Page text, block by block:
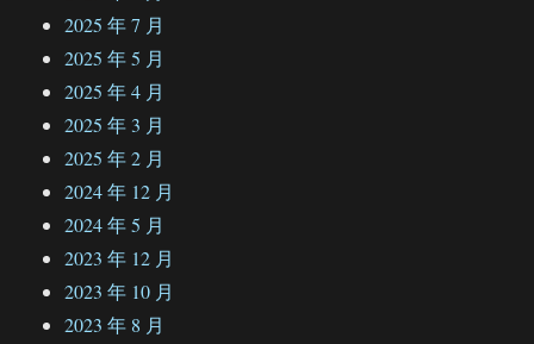
2025 年 7 月
2025 年 5 月
2025 年 4 月
2025 年 3 月
2025 年 2 月
2024 年 12 月
2024 年 5 月
2023 年 12 月
2023 年 10 月
2023 年 8 月